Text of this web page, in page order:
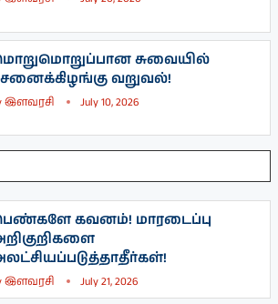
சுவையில்
வறுவல்!
இளவரசி July 10, 2026
கவனம்! மாரடைப்பு
இளவரசி July 21, 2026